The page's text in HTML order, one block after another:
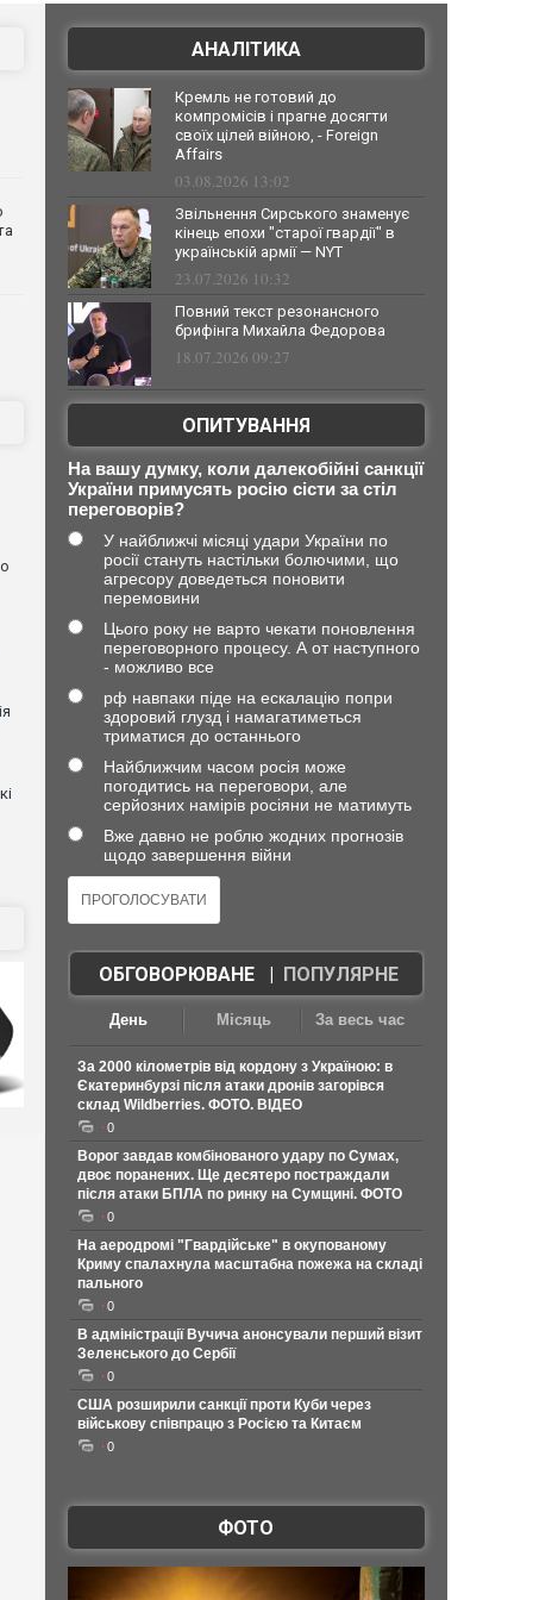
АНАЛІТИКА
Кремль не готовий до
компромісів і прагне досягти
своїх цілей війною, - Foreign
Affairs
03.08.2026 13:02
Звільнення Сирського знаменує
кінець епохи "старої гвардії" в
українській армії — NYT
23.07.2026 10:32
Повний текст резонансного
брифінга Михайла Федорова
18.07.2026 09:27
ОПИТУВАННЯ
На вашу думку, коли далекобійні санкції
України примусять росію сісти за стіл
переговорів?
У найближчі місяці удари України по
росії стануть настільки болючими, що
агресору доведеться поновити
перемовини
Цього року не варто чекати поновлення
переговорного процесу. А от наступного
- можливо все
рф навпаки піде на ескалацію попри
здоровий глузд і намагатиметься
триматися до останнього
Найближчим часом росія може
погодитись на переговори, але
серйозних намірів росіяни не матимуть
Вже давно не роблю жодних прогнозів
щодо завершення війни
ОБГОВОРЮВАНЕ| ПОПУЛЯРНЕ
День Місяць За весь час
За 2000 кілометрів від кордону з Україною: в
Єкатеринбурзі після атаки дронів загорівся
склад Wildberries. ФОТО. ВІДЕО
0
Ворог завдав комбінованого удару по Сумах,
двоє поранених. Ще десятеро постраждали
після атаки БПЛА по ринку на Сумщині. ФОТО
0
На аеродромі "Гвардійське" в окупованому
Криму спалахнула масштабна пожежа на складі
пального
0
В адміністрації Вучича анонсували перший візит
Зеленського до Сербії
0
США розширили санкції проти Куби через
військову співпрацю з Росією та Китаєм
0
ФОТО